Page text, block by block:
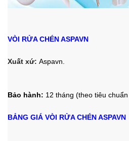
VÒI RỬA CHÉN ASPAVN
Xuất xứ: Aspavn.
Bảo hành: 12 tháng (theo tiêu
BẢNG GIÁ VÒI RỬA CHÉN ASPAVN